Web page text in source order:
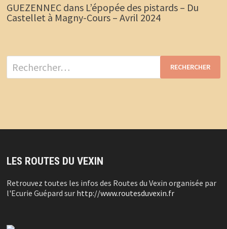
GUEZENNECdans L’épopée des pistards – Du
Castellet à Magny-Cours – Avril 2024
Rechercher :
LES ROUTES DU VEXIN
Retrouvez toutes les infos des Routes du Vexin organisée par
l'Ecurie Guépard sur http://www.routesduvexin.fr